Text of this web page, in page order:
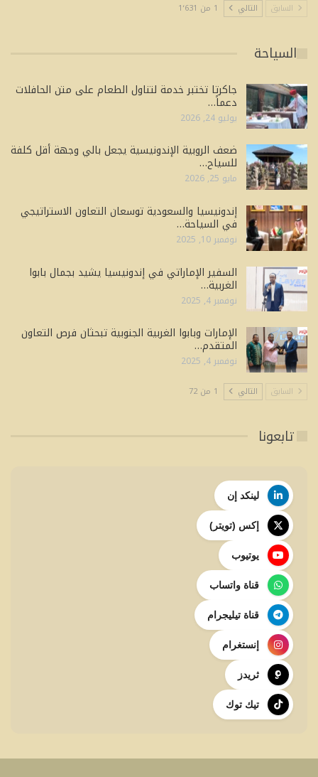
السابق التالي 1 من 1٬631
السياحة
جاكرتا تختبر خدمة لتناول الطعام على متن الحافلات
دعماً…
يوليو 24, 2026
ضعف الروبية الإندونيسية يجعل بالي وجهة أقل كلفة
للسياح…
مايو 25, 2026
إندونيسيا والسعودية توسعان التعاون الاستراتيجي
في السياحة…
نوفمبر 10, 2025
السفير الإماراتي في إندونيسيا يشيد بجمال بابوا
الغربية…
نوفمبر 4, 2025
الإمارات وبابوا الغربية الجنوبية تبحثان فرص التعاون
المتقدم…
نوفمبر 4, 2025
السابق التالي 1 من 72
تابعونا
لينكد إن
إكس (تويتر)
يوتيوب
قناة واتساب
قناة تيليجرام
إنستغرام
ثريدز
تيك توك